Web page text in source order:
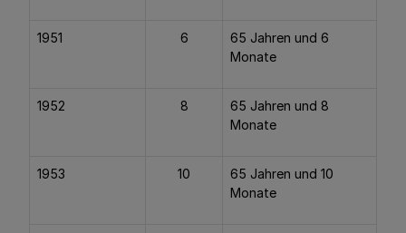
1951 6
65 Jahren und 6
Monate
1952 8
65 Jahren und 8
Monate
1953 10
65 Jahren und 10
Monate